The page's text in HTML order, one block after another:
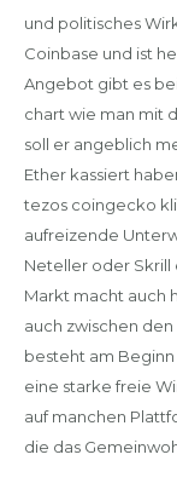
und politisches
Coinbase und ist
Angebot gibt es
chart wie man mit
soll er angeblich
Ether kassiert
tezos coingecko
aufreizende
Neteller oder Skrill
Markt macht auch
auch zwischen
besteht am
eine starke freie
auf manchen
die das